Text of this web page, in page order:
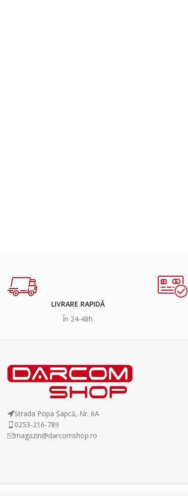
LIVRARE RAPIDĂ
În 24-48h
Strada Popa Șapcă, Nr. 6A
0253-216-789
magazin@darcomshop.ro